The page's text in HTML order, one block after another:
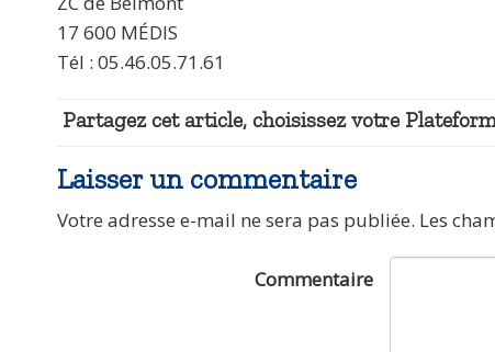
17 600 MÉDIS
Tél : 05.46.05.71.61
Partagez cet article, choisissez votre
Laisser un commentaire
Votre adresse e-mail ne sera pas publiée. Les
Commentaire